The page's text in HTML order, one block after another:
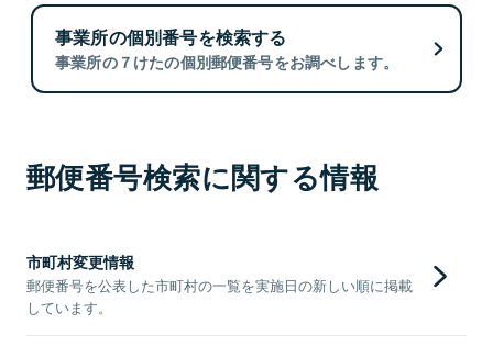
事業所の個別番号を検索する
事業所の７けたの個別郵便番号をお調べします。
郵便番号検索に関する情報
市町村変更情報
郵便番号を公表した市町村の一覧を実施日の新しい順に掲載
しています。